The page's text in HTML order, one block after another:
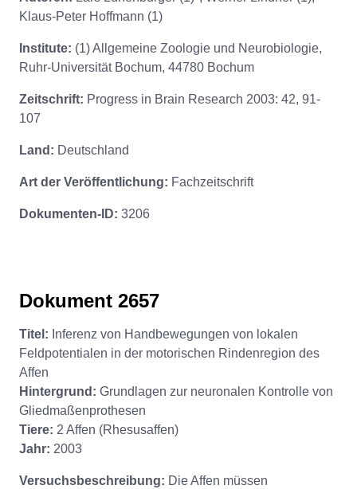
Klaus-Peter Hoffmann (1)
Institute: (1) Allgemeine Zoologie und Neurobiologie,
Ruhr-Universität Bochum, 44780 Bochum
Zeitschrift: Progress in Brain Research 2003: 42, 91-
107
Land: Deutschland
Art der Veröffentlichung: Fachzeitschrift
Dokumenten-ID: 3206
Dokument 2657
Titel: Inferenz von Handbewegungen von lokalen
Feldpotentialen in der motorischen Rindenregion des
Affen
Hintergrund: Grundlagen zur neuronalen Kontrolle von
Gliedmaßenprothesen
Tiere: 2 Affen (Rhesusaffen)
Jahr: 2003
Versuchsbeschreibung: Die Affen müssen